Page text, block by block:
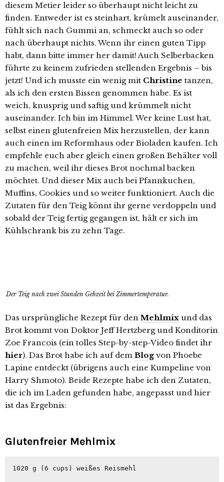
diesem Metier leider so überhaupt nicht leicht zu
finden. Entweder ist es steinhart, krümelt auseinander,
fühlt sich nach Gummi an, schmeckt auch so oder
nach überhaupt nichts. Wenn ihr einen guten Tipp
habt, dann bitte immer her damit! Auch Selberbacken
führte zu keinem zufrieden stellenden Ergebnis – bis
jetzt! Und ich musste ein wenig mit Christine tanzen,
als ich den ersten Bissen genommen habe. Es ist
weich, knusprig und saftig und krümmelt nicht
auseinander. Ich bin im Himmel. Wer keine Lust hat,
selbst einen glutenfreien Mix herzustellen, der kann
auch einen im Reformhaus oder Bioladen kaufen. Ich
empfehle euch aber gleich einen großen Behälter voll
zu machen, weil ihr dieses Brot nochmal backen
möchtet. Und dieser Mix auch bei Pfannkuchen,
Muffins, Cookies und so weiter funktioniert. Auch die
Zutaten für den Teig könnt ihr gerne verdoppeln und
sobald der Teig fertig gegangen ist, hält er sich im
Kühlschrank bis zu zehn Tage.
Der Teig nach zwei Stunden Gehzeit bei Zimmertemperatur.
Das ursprüngliche Rezept für den Mehlmix und das
Brot kommt von Doktor Jeff Hertzberg und Konditorin
Zoe Francois (ein tolles Step-by-step-Video findet ihr
hier). Das Brot habe ich auf dem Blog von Phoebe
Lapine entdeckt (übrigens auch eine Kumpeline von
Harry Shmoto). Beide Rezepte habe ich den Zutaten,
die ich im Laden gefunden habe, angepasst und hier
ist das Ergebnis:
Glutenfreier Mehlmix
1020 g (6 cups) weißes Reismehl